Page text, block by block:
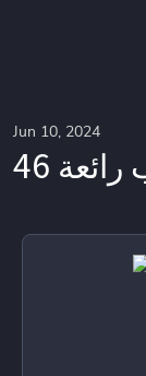
Jun 10, 2024
46